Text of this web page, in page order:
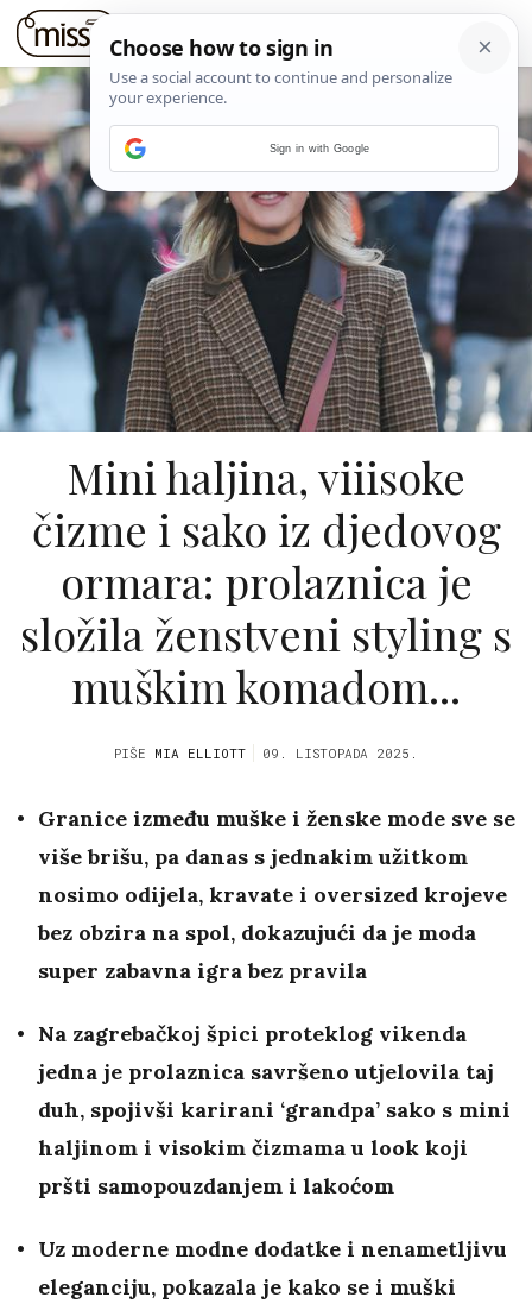
Mini haljina, viiisoke
čizme i sako iz djedovog
ormara: prolaznica je
složila ženstveni styling s
muškim komadom...
PIŠE MIA ELLIOTT 09. LISTOPADA 2025.
Granice između muške i ženske mode sve se
više brišu, pa danas s jednakim užitkom
nosimo odijela, kravate i oversized krojeve
bez obzira na spol, dokazujući da je moda
super zabavna igra bez pravila
Na zagrebačkoj špici proteklog vikenda
jedna je prolaznica savršeno utjelovila taj
duh, spojivši karirani ‘grandpa’ sako s mini
haljinom i visokim čizmama u look koji
pršti samopouzdanjem i lakoćom
Uz moderne modne dodatke i nenametljivu
eleganciju, pokazala je kako se i muški
Sign in with Google